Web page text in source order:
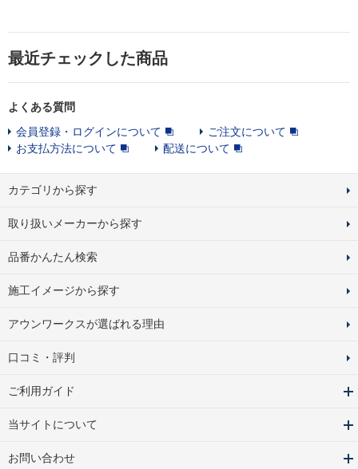
最近チェックした商品
よくある質問
会員登録・ログインについて
ご注文について
お支払方法について
配送について
カテゴリから探す
取り扱いメーカーから探す
品番かんたん検索
施工イメージから探す
アウンワークスが選ばれる理由
口コミ・評判
ご利用ガイド
当サイトについて
お問い合わせ